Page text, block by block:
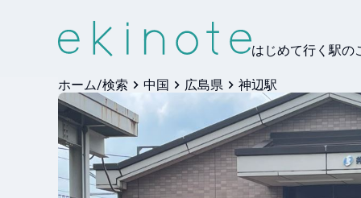
はじめて行く駅の
ホーム/検索 中国 広島県 神辺駅